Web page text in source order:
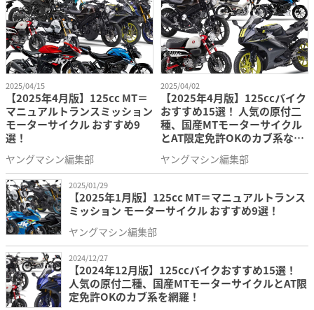
2025/04/15
【2025年4月版】125cc MT＝
マニュアルトランスミッション
モーターサイクル おすすめ9
選！
ヤングマシン編集部
2025/04/02
【2025年4月版】125ccバイク
おすすめ15選！ 人気の原付二
種、国産MTモーターサイクル
とAT限定免許OKのカブ系など
ヤングマシン編集部
2025/01/29
【2025年1月版】125cc MT＝マニュアルトランス
ミッション モーターサイクル おすすめ9選！
ヤングマシン編集部
2024/12/27
【2024年12月版】125ccバイクおすすめ15選！
人気の原付二種、国産MTモーターサイクルとAT限
定免許OKのカブ系を網羅！